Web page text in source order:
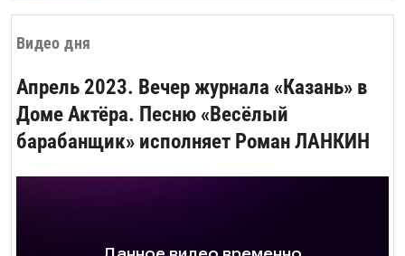
Видео дня
Апрель 2023. Вечер журнала «Казань» в
Доме Актёра. Песню «Весёлый
барабанщик» исполняет Роман ЛАНКИН